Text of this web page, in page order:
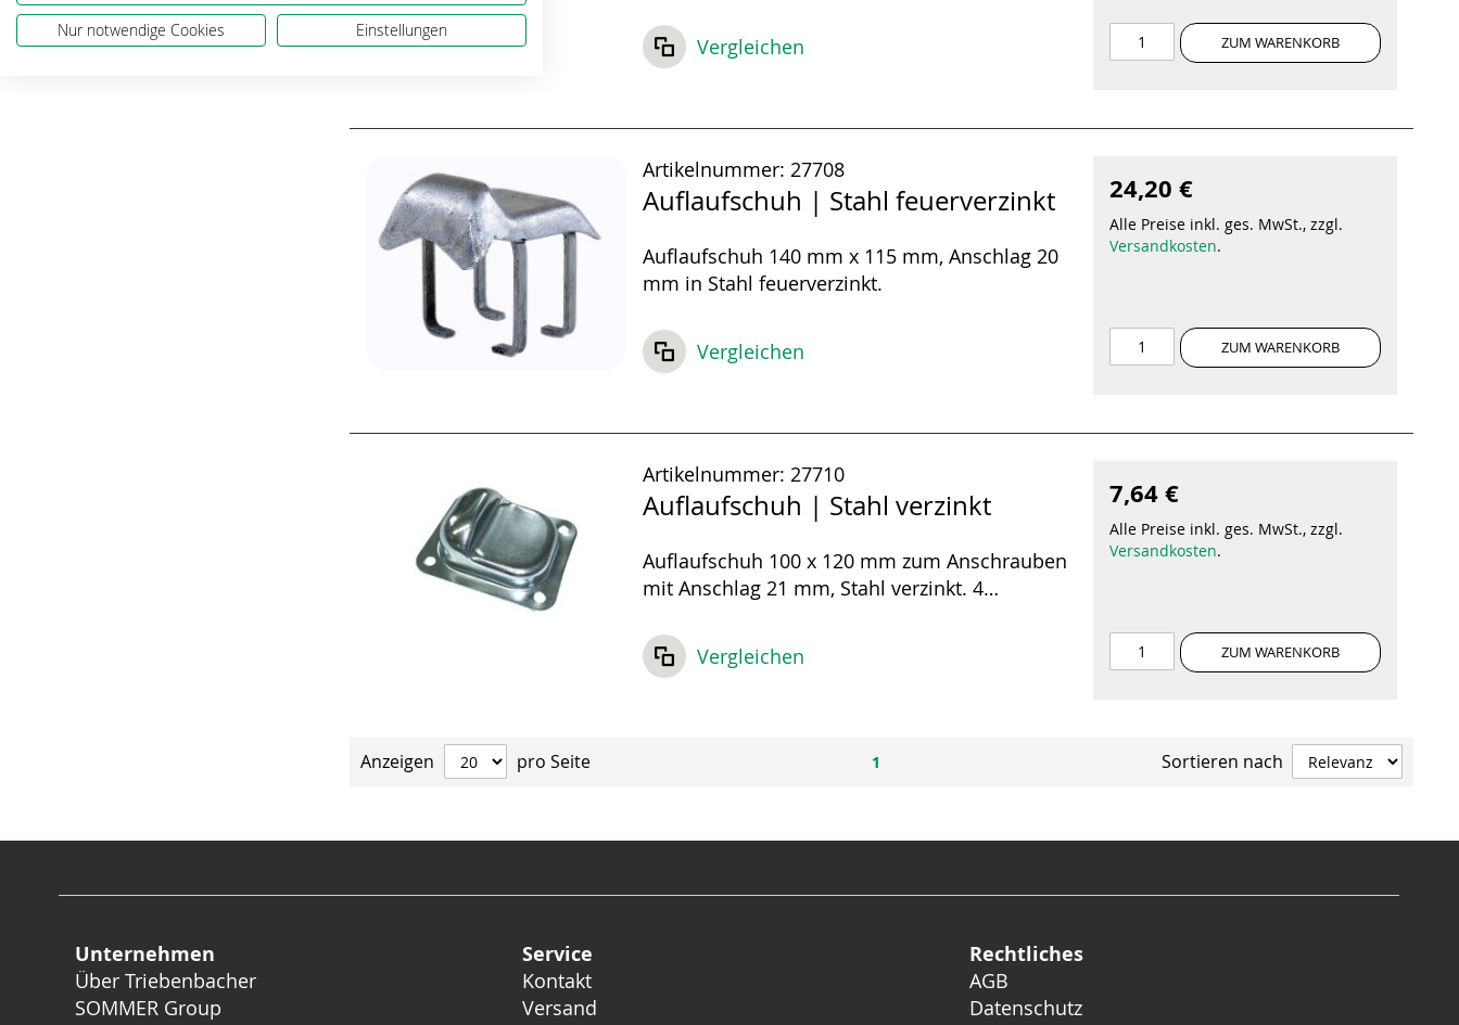
Vergleichen
ZUM WARENKORB
Artikelnummer: 27708
Auflaufschuh | Stahl feuerverzinkt
Auflaufschuh 140 mm x 115 mm, Anschlag 20
mm in Stahl feuerverzinkt.
Vergleichen
24,20 €
Alle Preise inkl. ges. MwSt., zzgl.
Versandkosten.
ZUM WARENKORB
Artikelnummer: 27710
Auflaufschuh | Stahl verzinkt
Auflaufschuh 100 x 120 mm zum Anschrauben
mit Anschlag 21 mm, Stahl verzinkt. 4
Vergleichen
7,64 €
Alle Preise inkl. ges. MwSt., zzgl.
Versandkosten.
ZUM WARENKORB
Anzeigen pro Seite Sortieren nach
1
Unternehmen
Über Triebenbacher
SOMMER Group
Service
Kontakt
Versand
Rechtliches
AGB
Datenschutz
Nur notwendige Cookies Einstellungen